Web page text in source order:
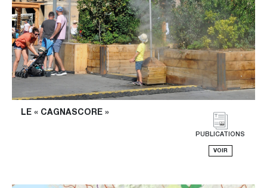
LE « CAGNASCORE »
PUBLICATIONS
VOIR